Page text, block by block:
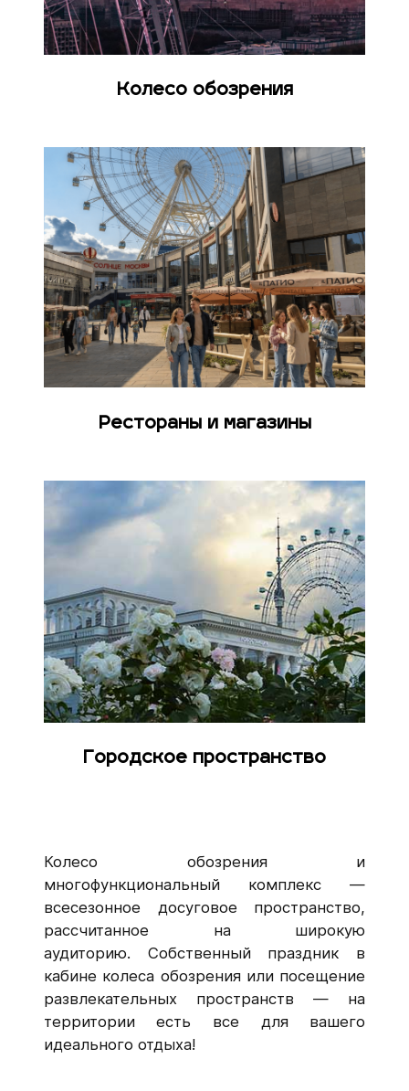
Колесо обозрения
Рестораны и магазины
Городское пространство
Колесо обозрения и
многофункциональный комплекс —
всесезонное досуговое пространство,
рассчитанное на широкую
аудиторию. Собственный праздник в
кабине колеса обозрения или посещение
развлекательных пространств — на
территории есть все для вашего
идеального отдыха!